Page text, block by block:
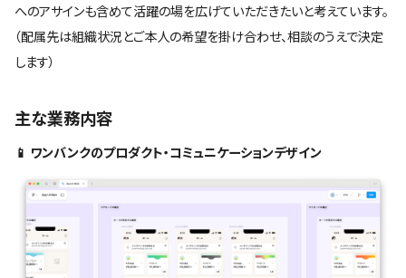
へのアサインも含めて活躍の場を広げていただきたいと考えています。
（配属先は組織状況とご本人の希望を掛け合わせ、相談のうえで決定
します）
主な業務内容
📱 ワンバンクのプロダクト・コミュニケーションデザイン